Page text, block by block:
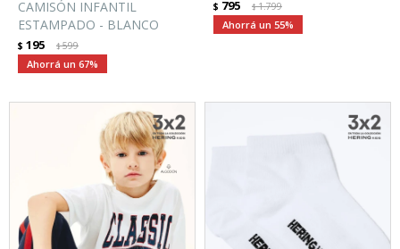
CAMISÓN INFANTIL
ESTAMPADO - BLANCO
$ 195 $599
67
$ 795 $1.799
55